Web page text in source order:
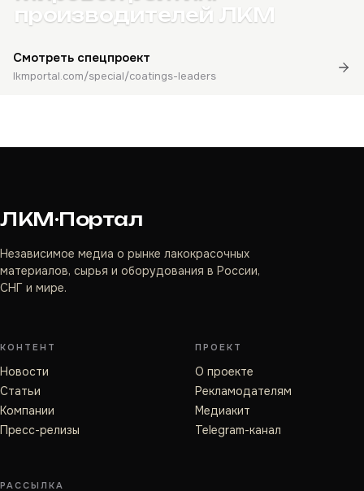
производителей ЛКМ
Смотреть спецпроект
lkmportal.com/special/coatings-leaders
ЛКМ·Портал
Независимое медиа о рынке лакокрасочных
материалов, сырья и оборудования в России,
СНГ и мире.
КОНТЕНТ
Новости
Статьи
Компании
Пресс-релизы
ПРОЕКТ
О проекте
Рекламодателям
Медиакит
Telegram-канал
РАССЫЛКА